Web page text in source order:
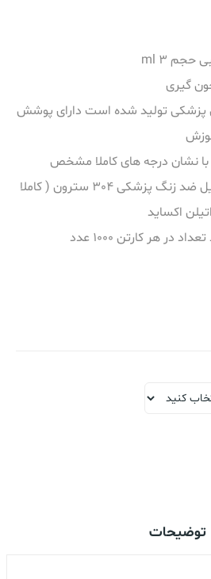
گیری
پزشکی تولید شده است دارای پوشش
با نشان درجه های کاملا مشخص
دارای سوزنی از جنس استیل ضد زنگ پزشکی 304 سترون ( کاملا
اکساید
توضیحات